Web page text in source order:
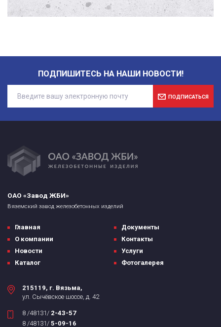
ПОДПИШИТЕСЬ НА НАШИ НОВОСТИ!
ПОДПИСАТЬСЯ
ОАО «Завод ЖБИ»
Вяземский завод железобетонных изделий
Главная
О компании
Новости
Каталог
Документы
Контакты
Услуги
Фотогалерея
215119, г. Вязьма,
ул. Сычёвское шоссе, д. 42
8 /48131/ 2-43-57
8 /48131/ 5-09-16